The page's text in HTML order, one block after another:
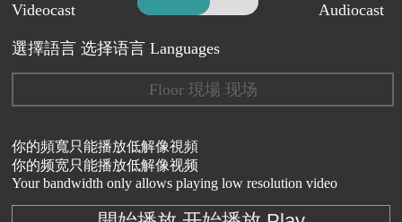
Videocast
Audiocast
選擇語言 选择语言 Languages
Floor 現場 现场
你的頻寬只能播放低解像視頻
你的频宽只能播放低解像视频
Your bandwidth only allows playing low resolution video